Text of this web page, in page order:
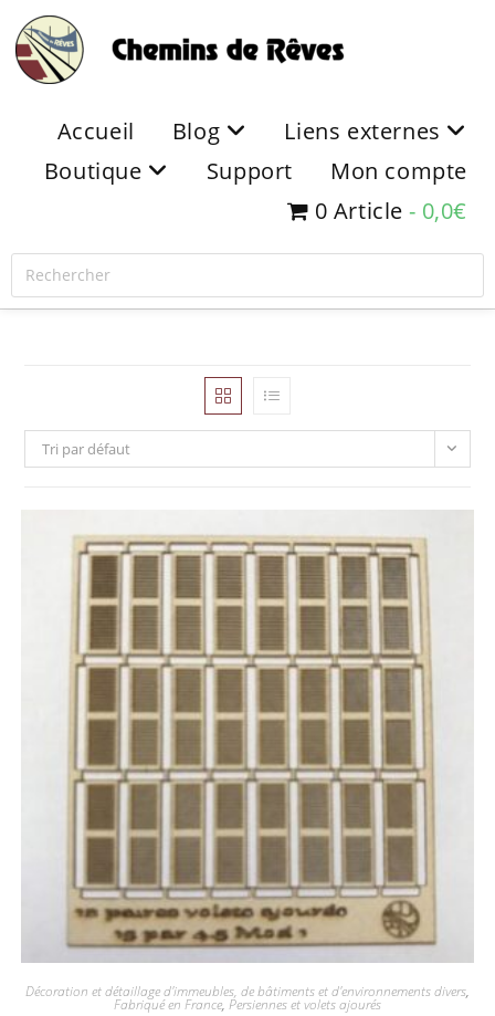
Accueil Blog
Liens externes
Boutique
Support
Mon compte
0 Article
0,0€
Tri par défaut
Décoration et détaillage d'immeubles, de bâtiments et d'environnements divers,
Fabriqué en France, Persiennes et volets ajourés